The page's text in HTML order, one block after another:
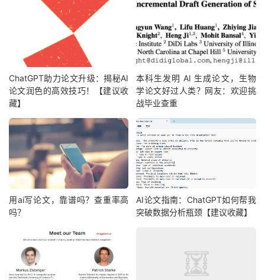
ChatGPT助力论文升级：揭秘AI
论文润色的高效技巧！【建议收
藏】
本科生发明 AI 生成论文，生物
学论文好过人类？网友：欢迎挑
战毕业查重
用ai写论文，靠谱吗？查重率高
吗？
AI论文指南：ChatGPT如何帮我
突破数据分析瓶颈【建议收藏】